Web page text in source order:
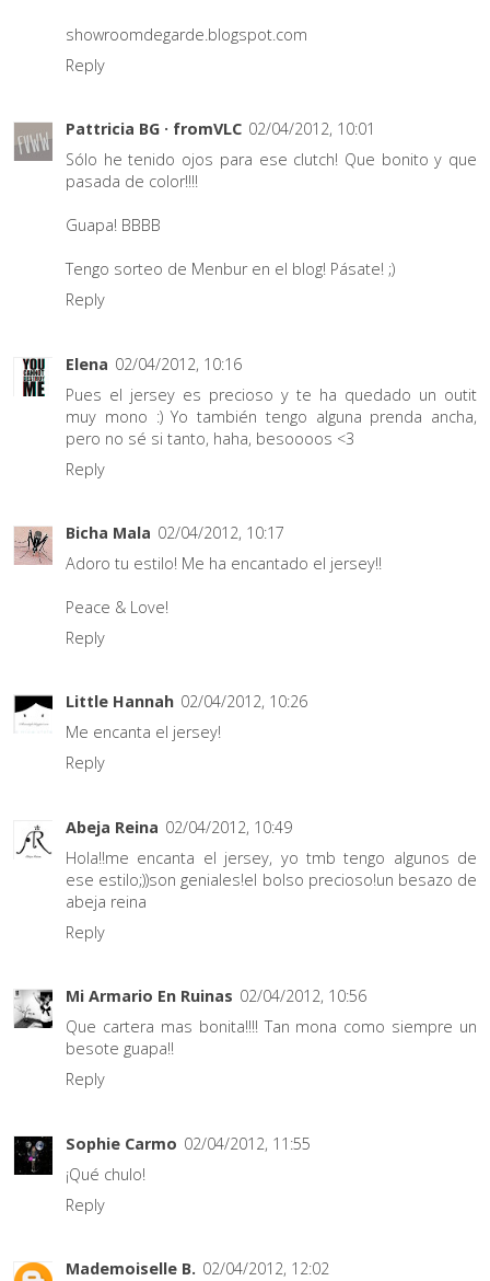
showroomdegarde.blogspot.com
Reply
Pattricia BG · fromVLC 02/04/2012, 10:01
Sólo he tenido ojos para ese clutch! Que bonito y que
pasada de color!!!!
Guapa! BBBB
Tengo sorteo de Menbur en el blog! Pásate! ;)
Reply
Elena 02/04/2012, 10:16
Pues el jersey es precioso y te ha quedado un outit
muy mono :) Yo también tengo alguna prenda ancha,
pero no sé si tanto, haha, besoooos <3
Reply
Bicha Mala 02/04/2012, 10:17
Adoro tu estilo! Me ha encantado el jersey!!
Peace & Love!
Reply
Little Hannah 02/04/2012, 10:26
Me encanta el jersey!
Reply
Abeja Reina 02/04/2012, 10:49
Hola!!me encanta el jersey, yo tmb tengo algunos de
ese estilo;))son geniales!el bolso precioso!un besazo de
abeja reina
Reply
Mi Armario En Ruinas 02/04/2012, 10:56
Que cartera mas bonita!!!! Tan mona como siempre un
besote guapa!!
Reply
Sophie Carmo 02/04/2012, 11:55
¡Qué chulo!
Reply
Mademoiselle B. 02/04/2012, 12:02